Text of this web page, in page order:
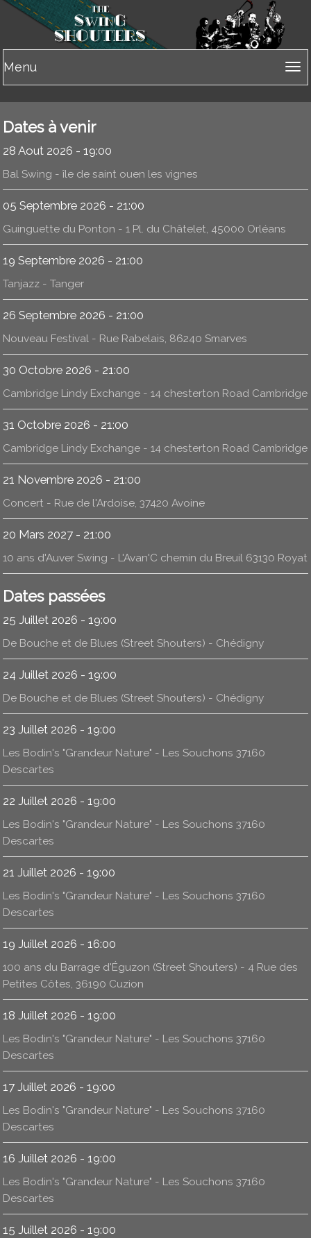
Menu
Dates à venir
28 Aout 2026 - 19:00
Bal Swing - île de saint ouen les vignes
05 Septembre 2026 - 21:00
Guinguette du Ponton - 1 Pl. du Châtelet, 45000 Orléans
19 Septembre 2026 - 21:00
Tanjazz - Tanger
26 Septembre 2026 - 21:00
Nouveau Festival - Rue Rabelais, 86240 Smarves
30 Octobre 2026 - 21:00
Cambridge Lindy Exchange - 14 chesterton Road Cambridge
31 Octobre 2026 - 21:00
Cambridge Lindy Exchange - 14 chesterton Road Cambridge
21 Novembre 2026 - 21:00
Concert - Rue de l'Ardoise, 37420 Avoine
20 Mars 2027 - 21:00
10 ans d'Auver Swing - L'Avan'C chemin du Breuil 63130 Royat
Dates passées
25 Juillet 2026 - 19:00
De Bouche et de Blues (Street Shouters) - Chédigny
24 Juillet 2026 - 19:00
De Bouche et de Blues (Street Shouters) - Chédigny
23 Juillet 2026 - 19:00
Les Bodin's "Grandeur Nature" - Les Souchons 37160
Descartes
22 Juillet 2026 - 19:00
Les Bodin's "Grandeur Nature" - Les Souchons 37160
Descartes
21 Juillet 2026 - 19:00
Les Bodin's "Grandeur Nature" - Les Souchons 37160
Descartes
19 Juillet 2026 - 16:00
100 ans du Barrage d'Éguzon (Street Shouters) - 4 Rue des
Petites Côtes, 36190 Cuzion
18 Juillet 2026 - 19:00
Les Bodin's "Grandeur Nature" - Les Souchons 37160
Descartes
17 Juillet 2026 - 19:00
Les Bodin's "Grandeur Nature" - Les Souchons 37160
Descartes
16 Juillet 2026 - 19:00
Les Bodin's "Grandeur Nature" - Les Souchons 37160
Descartes
15 Juillet 2026 - 19:00